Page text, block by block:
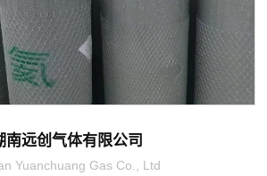
南远创气体有限公司
Yuanchuang Gas Co., Ltd